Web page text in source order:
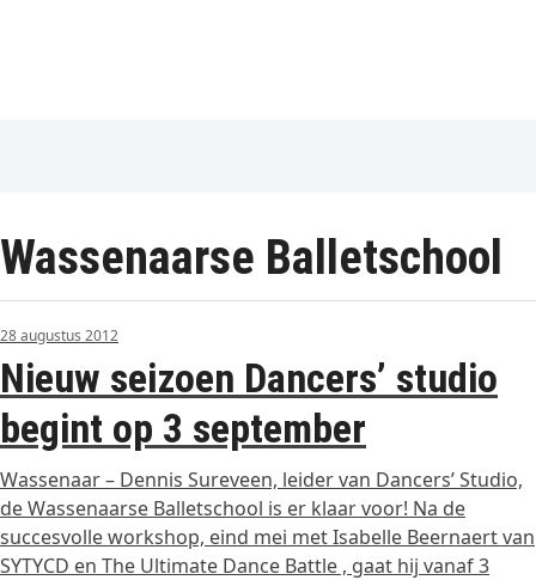
Wassenaarse Balletschool
28 augustus 2012
Nieuw seizoen Dancers’ studio
begint op 3 september
Wassenaar – Dennis Sureveen, leider van Dancers’ Studio,
de Wassenaarse Balletschool is er klaar voor! Na de
succesvolle workshop, eind mei met Isabelle Beernaert van
SYTYCD en The Ultimate Dance Battle , gaat hij vanaf 3